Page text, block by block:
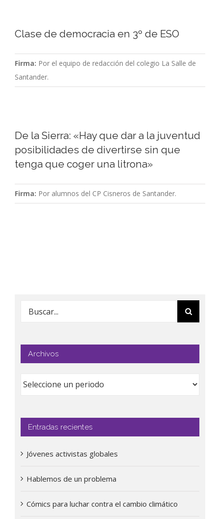
Clase de democracia en 3º de ESO
Firma: Por el equipo de redacción del colegio La Salle de
Santander.
De la Sierra: «Hay que dar a la juventud
posibilidades de divertirse sin que
tenga que coger una litrona»
Firma: Por alumnos del CP Cisneros de Santander.
Buscar:
Archivos
Entradas recientes
Jóvenes activistas globales
Hablemos de un problema
Cómics para luchar contra el cambio climático